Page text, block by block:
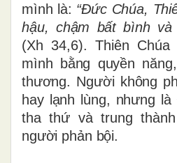
mình là: “Đức Chúa,
hậu, chậm bất bình và
(Xh 34,6). Thiên
mình bằng quyền
thương. Người không
hay lạnh lùng, nhưng
tha thứ và trung
người phản bội.